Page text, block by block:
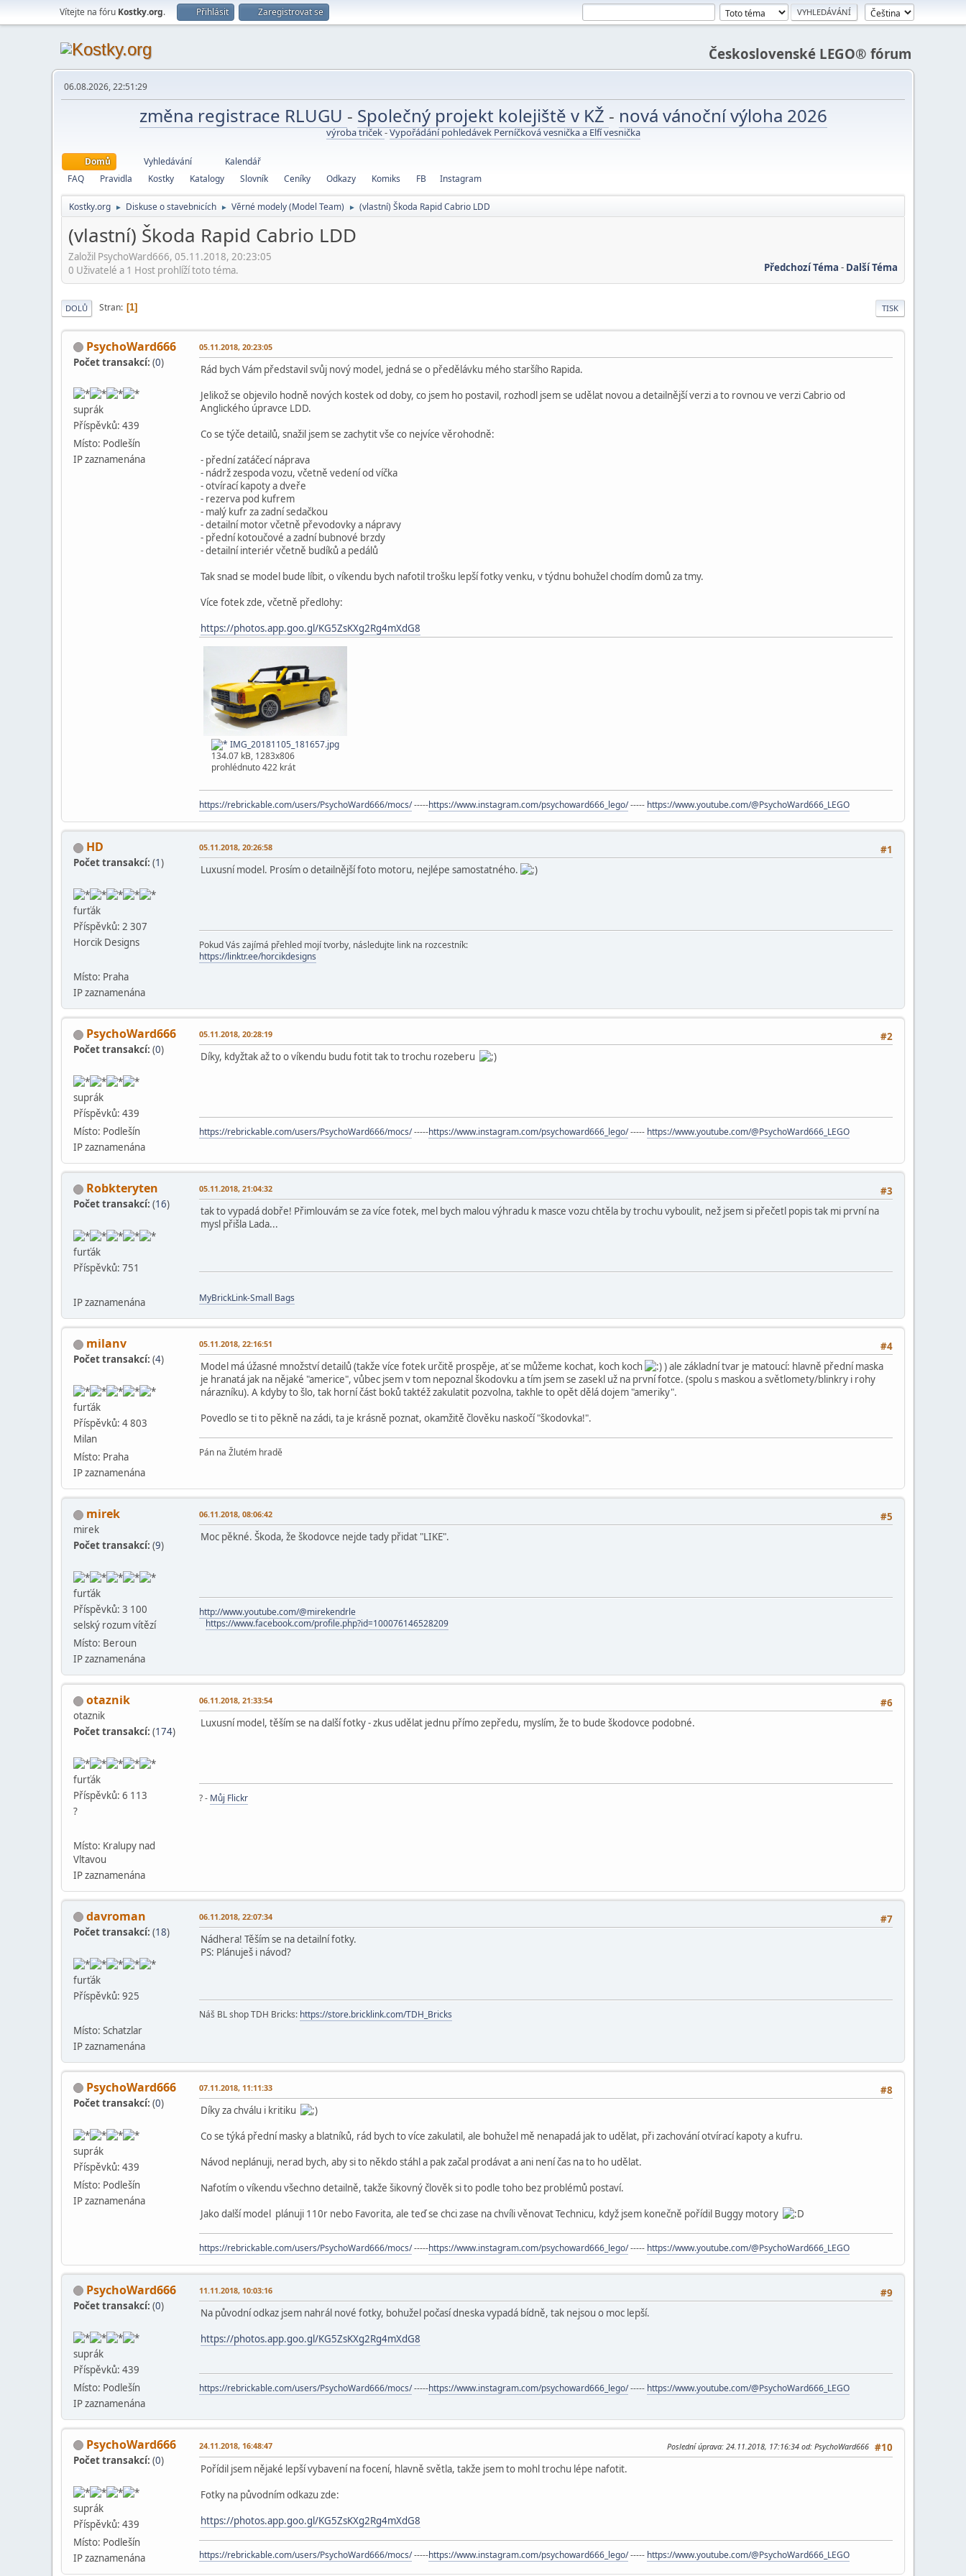
Vítejte na fóru Kostky.org. Přihlásit Zaregistrovat se
Československé LEGO® fórum
06.08.2026, 22:51:29
změna registrace RLUGU - Společný projekt kolejiště v KŽ - nová vánoční výloha 2026
výroba triček-Vypořádání pohledávek Perníčková vesnička a Elfí vesnička
Domů Vyhledávání
Kalendář
FAQ
Pravidla Kostky Katalogy Slovník Ceníky Odkazy Komiks FB Instagram
Kostky.org ► Diskuse o stavebnicích ► Věrné modely (Model Team) ► (vlastní) Škoda Rapid Cabrio LDD
(vlastní) Škoda Rapid Cabrio LDD
Založil PsychoWard666, 05.11.2018, 20:23:05
Předchozí Téma - Další Téma
0 Uživatelé a 1 Host prohlíží toto téma.
TISK
DOLŮ Stran 1
PsychoWard666
Počet transakcí: (0)
suprák
Příspěvků: 439
Místo: Podlešín
IP zaznamenána
05.11.2018, 20:23:05
Rád bych Vám představil svůj nový model, jedná se o předělávku mého staršího Rapida.
Jelikož se objevilo hodně nových kostek od doby, co jsem ho postavil, rozhodl jsem se udělat novou a detailnější verzi a to rovnou ve verzi Cabrio od
Anglického úpravce LDD.
Co se týče detailů, snažil jsem se zachytit vše co nejvíce věrohodně:
- přední zatáčecí náprava
- nádrž zespoda vozu, včetně vedení od víčka
- otvírací kapoty a dveře
- rezerva pod kufrem
- malý kufr za zadní sedačkou
- detailní motor včetně převodovky a nápravy
- přední kotoučové a zadní bubnové brzdy
- detailní interiér včetně budíků a pedálů
Tak snad se model bude líbit, o víkendu bych nafotil trošku lepší fotky venku, v týdnu bohužel chodím domů za tmy.
Více fotek zde, včetně předlohy:
https://photos.app.goo.gl/KG5ZsKXg2Rg4mXdG8
IMG_20181105_181657.jpg
134.07 kB, 1283x806
prohlédnuto 422 krát
https://rebrickable.com/users/PsychoWard666/mocs/-----https://www.instagram.com/psychoward666_lego/----- https://www.youtube.com/@PsychoWard666_LEGO
HD
Počet transakcí: (1)
furťák
Příspěvků: 2 307
Horcik Designs
Místo: Praha
IP zaznamenána
#1
05.11.2018, 20:26:58
Luxusní model. Prosím o detailnější foto motoru, nejlépe samostatného.
Pokud Vás zajímá přehled mojí tvorby, následujte link na rozcestník:
https://linktr.ee/horcikdesigns
PsychoWard666
Počet transakcí: (0)
suprák
Příspěvků: 439
Místo: Podlešín
IP zaznamenána
#2
05.11.2018, 20:28:19
Díky, kdyžtak až to o víkendu budu fotit tak to trochu rozeberu
https://rebrickable.com/users/PsychoWard666/mocs/-----https://www.instagram.com/psychoward666_lego/----- https://www.youtube.com/@PsychoWard666_LEGO
Robkteryten
Počet transakcí: (16)
furťák
Příspěvků: 751
IP zaznamenána
#3
05.11.2018, 21:04:32
tak to vypadá dobře! Přimlouvám se za více fotek, mel bych malou výhradu k masce vozu chtěla by trochu vyboulit, než jsem si přečetl popis tak mi první na
mysl přišla Lada...
MyBrickLink-Small Bags
milanv
Počet transakcí: (4)
furťák
Příspěvků: 4 803
Milan
Místo: Praha
IP zaznamenána
#4
05.11.2018, 22:16:51
Model má úžasné množství detailů (takže více fotek určitě prospěje, ať se můžeme kochat, koch koch
) ale základní tvar je matoucí: hlavně přední maska
je hranatá jak na nějaké "americe", vůbec jsem v tom nepoznal škodovku a tím jsem se zasekl už na první fotce. (spolu s maskou a světlomety/blinkry i rohy
nárazníku). A kdyby to šlo, tak horní část boků taktéž zakulatit pozvolna, takhle to opět dělá dojem "ameriky".
Povedlo se ti to pěkně na zádi, ta je krásně poznat, okamžitě člověku naskočí "škodovka!".
Pán na Žlutém hradě
mirek
mirek
Počet transakcí: (9)
furťák
Příspěvků: 3 100
selský rozum vítězí
Místo: Beroun
IP zaznamenána
#5
06.11.2018, 08:06:42
Moc pěkné. Škoda, že škodovce nejde tady přidat "LIKE".
http://www.youtube.com/@mirekendrle
https://www.facebook.com/profile.php?id=100076146528209
otaznik
otaznik
Počet transakcí: (174)
furťák
Příspěvků: 6 113
?
Místo: Kralupy nad
Vltavou
IP zaznamenána
#6
06.11.2018, 21:33:54
Luxusní model, těším se na další fotky - zkus udělat jednu přímo zepředu, myslím, že to bude škodovce podobné.
? - Můj Flickr
davroman
Počet transakcí: (18)
furťák
Příspěvků: 925
Místo: Schatzlar
IP zaznamenána
#7
06.11.2018, 22:07:34
Nádhera! Těším se na detailní fotky.
PS: Plánuješ i návod?
Náš BL shop TDH Bricks: https://store.bricklink.com/TDH_Bricks
PsychoWard666
Počet transakcí: (0)
suprák
Příspěvků: 439
Místo: Podlešín
IP zaznamenána
#8
07.11.2018, 11:11:33
Díky za chválu i kritiku
Co se týká přední masky a blatníků, rád bych to více zakulatil, ale bohužel mě nenapadá jak to udělat, při zachování otvírací kapoty a kufru.
Návod neplánuji, nerad bych, aby si to někdo stáhl a pak začal prodávat a ani není čas na to ho udělat.
Nafotím o víkendu všechno detailně, takže šikovný člověk si to podle toho bez problémů postaví.
Jako další model plánuji 110r nebo Favorita, ale teď se chci zase na chvíli věnovat Technicu, když jsem konečně pořídil Buggy motory
https://rebrickable.com/users/PsychoWard666/mocs/-----https://www.instagram.com/psychoward666_lego/----- https://www.youtube.com/@PsychoWard666_LEGO
PsychoWard666
Počet transakcí: (0)
suprák
Příspěvků: 439
Místo: Podlešín
IP zaznamenána
#9
11.11.2018, 10:03:16
Na původní odkaz jsem nahrál nové fotky, bohužel počasí dneska vypadá bídně, tak nejsou o moc lepší.
https://photos.app.goo.gl/KG5ZsKXg2Rg4mXdG8
https://rebrickable.com/users/PsychoWard666/mocs/-----https://www.instagram.com/psychoward666_lego/----- https://www.youtube.com/@PsychoWard666_LEGO
PsychoWard666
Počet transakcí: (0)
suprák
Příspěvků: 439
Místo: Podlešín
IP zaznamenána
#10
24.11.2018, 16:48:47 Poslední úprava: 24.11.2018, 17:16:34 od: PsychoWard666
Pořídil jsem nějaké lepší vybavení na focení, hlavně světla, takže jsem to mohl trochu lépe nafotit.
Fotky na původním odkazu zde:
https://photos.app.goo.gl/KG5ZsKXg2Rg4mXdG8
https://rebrickable.com/users/PsychoWard666/mocs/-----https://www.instagram.com/psychoward666_lego/----- https://www.youtube.com/@PsychoWard666_LEGO